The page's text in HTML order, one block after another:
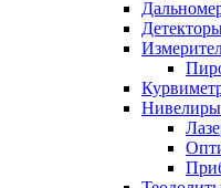
Нивелиры